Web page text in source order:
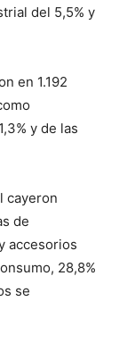
del 5,5% y
en 1.192
y de las
cayeron
de
accesorios
28,8%
se